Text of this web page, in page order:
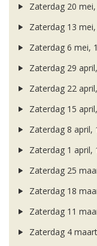
Zaterdag 20
Zaterdag 13
Zaterdag 6 mei,
Zaterdag 29
Zaterdag 22
Zaterdag 15
Zaterdag 8 april,
Zaterdag 1 april,
Zaterdag 25
Zaterdag 18
Zaterdag 11
Zaterdag 4